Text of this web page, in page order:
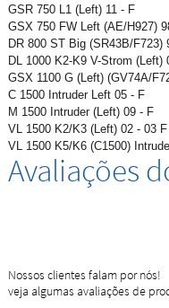
GSR 750 L1 (Left) 11 - F
GSX 750 FW Left (AE/H927)
DR 800 ST Big (SR43B/F723)
DL 1000 K2-K9 V-Strom (Left)
GSX 1100 G (Left) (GV74A/
C 1500 Intruder Left 05 - F
M 1500 Intruder (Left) 09 - F
VL 1500 K2/K3 (Left) 02 - 03 F
VL 1500 K5/K6 (C1500)
Avaliações
Nossos clientes falam por nós!
veja algumas avaliações de